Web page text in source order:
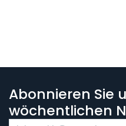
Abonnieren Sie
wöchentlichen